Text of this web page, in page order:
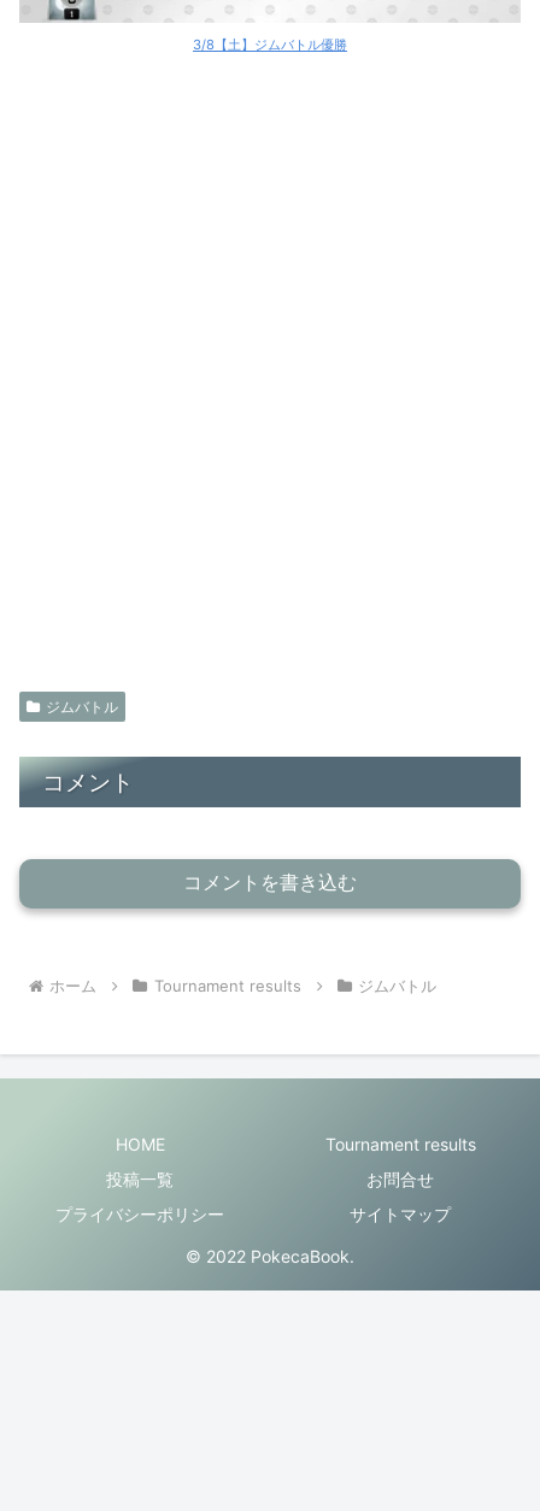
3/8【土】ジムバトル優勝
ジムバトル
コメント
コメントを書き込む
ホーム Tournament results ジムバトル
HOME
Tournament results
投稿一覧
お問合せ
プライバシーポリシー
サイトマップ
© 2022 PokecaBook.